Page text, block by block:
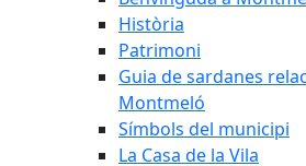
Història
Patrimoni
Guia de sardanes
Montmeló
Símbols del municipi
La Casa de la Vila